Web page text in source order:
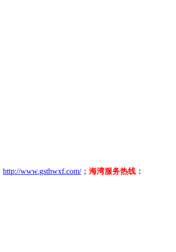
http://www.gsthwxf.com/； 海湾服务热线：